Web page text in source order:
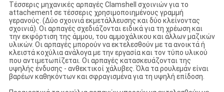
Τέσσερις μηχανικές αρπαγές Clamshell σχοινιών για το
attachement σε τέσσερις χρησιμοποιημένους γραμμή
γερανούς. (Δύο σχοινιά εκμετάλλευσης και δύο κλείνοντας
σχοινιά). Οι αρπαγές σχεδιάζονται ειδικά για τη χρέωση και
την εκφόρτιση της άμμου, του αμμοχάλικου και άλλων μαζικών
υλικών. Οι αρπαγές μπορούν να εκτελεσθούν με τα ανοικτά ή
κλειστά κοχύλια ανάλογα με την εργασία και τον τύπο υλικού
που αντιμετωπίζεται. Οι αρπαγές κατασκευάζονται της
υψηλής ένδυσης - ανθεκτικοί χάλυβες. Όλα τα ρουλεμάν είναι
βαρέων καθηκόντων και σφραγισμένα για τη υψηλή επίδοση.